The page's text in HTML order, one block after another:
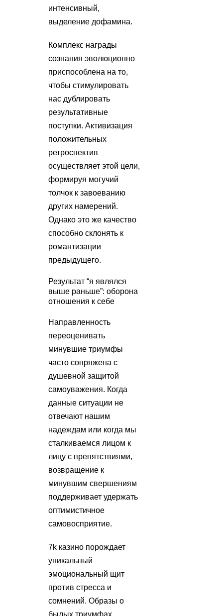
интенсивный,
выделение дофамина.
Комплекс награды
сознания эволюционно
приспособлена на то,
чтобы стимулировать
нас дублировать
результативные
поступки. Активизация
положительных
ретроспектив
осуществляет этой цели,
формируя могучий
толчок к завоеванию
других намерений.
Однако это же качество
способно склонять к
романтизации
предыдущего.
Результат “я являлся
выше раньше”: оборона
отношения к себе
Направленность
переоценивать
минувшие триумфы
часто сопряжена с
душевной защитой
самоуважения. Когда
данные ситуации не
отвечают нашим
надеждам или когда мы
сталкиваемся лицом к
лицу с препятствиями,
возвращение к
минувшим свершениям
поддерживает удержать
оптимистичное
самовосприятие.
7k казино порождает
уникальный
эмоциональный щит
против стресса и
сомнений. Образы о
былых триумфах